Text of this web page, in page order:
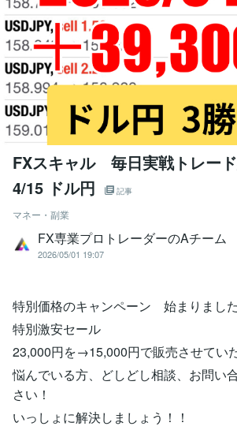
FXスキャル 毎日実戦トレー
4/15 ドル円
記事
マネー・副業
FX専業プロトレーダーのAチーム
2026/05/01 19:07
特別価格のキャンペーン 始まりました
特別激安セール
23,000円を→15,000円で販売させてい
悩んでいる方、どしどし相談、お問い
さい！
いっしょに解決しましょう！！